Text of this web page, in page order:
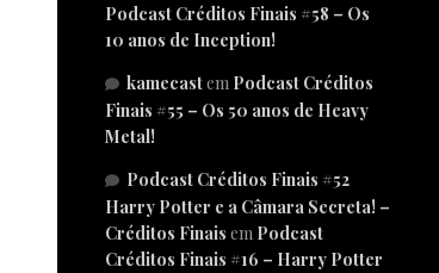
Podcast Créditos Finais #58 – Os
10 anos de Inception!
kamecastem Podcast Créditos
Finais #55 – Os 50 anos de Heavy
Metal!
Podcast Créditos Finais #52
Harry Potter e a Câmara Secreta! –
Créditos Finais em Podcast
Créditos Finais #16 – Harry Potter